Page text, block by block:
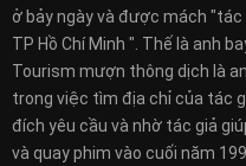
ở bảy ngày và được mách
TP Hồ Chí Minh ". Thế là anh
Tourism mượn thông dịch là
trong việc tìm địa chỉ của tác
đích yêu cầu và nhờ tác giả
và quay phim vào cuối năm